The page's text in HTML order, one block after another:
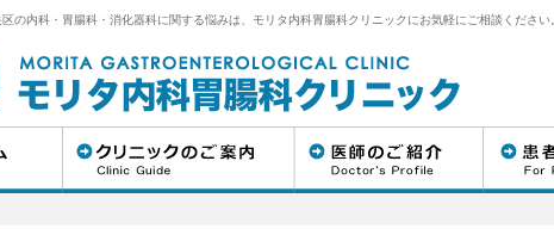
の内科・胃腸科・消化器科に関する悩みは、モリタ内科胃腸科クリニックにお気軽にご相談ください。